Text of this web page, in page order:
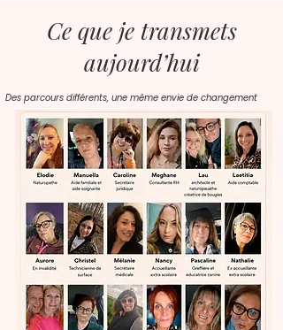
Ce que je transmets
aujourd’hui
Des parcours différents, une même envie de changement